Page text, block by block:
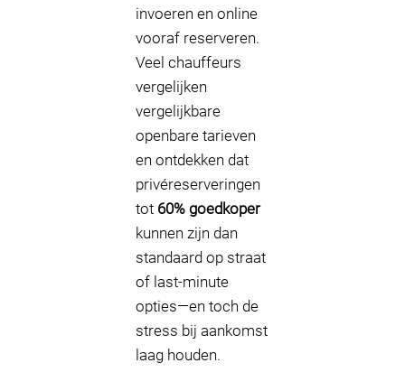
invoeren en online
vooraf reserveren.
Veel chauffeurs
vergelijken
vergelijkbare
openbare tarieven
en ontdekken dat
privéreserveringen
tot 60% goedkoper
kunnen zijn dan
standaard op straat
of last-minute
opties—en toch de
stress bij aankomst
laag houden.